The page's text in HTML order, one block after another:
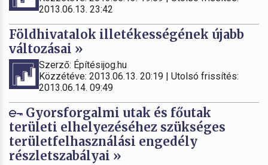
2013.06.13. 23:42
Földhivatalok illetékességének újabb
változásai »
Szerző: Építésijog.hu
Közzétéve: 2013.06.13. 20:19 | Utolsó frissítés:
2013.06.14. 09:49
Gyorsforgalmi utak és főutak
területi elhelyezéséhez szükséges
területfelhasználási engedély
részletszabályai »